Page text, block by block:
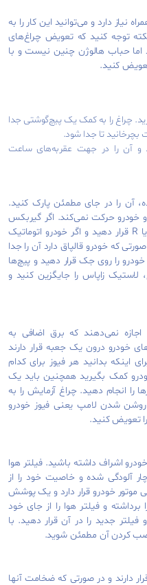
دارد و می‌توانید این کار را به
توجه کنید که تعویض چراغ‌های
اما حباب هالوژن چنین نیست و با
تعویض کنید.
چراغ را به کمک یک پیچ‌گوشتی جدا
تا جدا شود.
و آن را در جهت عقربه‌های ساعت
آن را در جای مطمئن پارک کنید.
حرکت نمی‌کند. اگر گیربکس
خودرو دستی است آن را در حالت دنده یا R قرار دهید و اگر خودرو اتوماتیک
که خودرو قالپاق دارد آن را جدا
را روی جک قرار دهید و پیچ‌ها
زاپاس را جایگزین کنید و
اجازه نمی‌دهند که برق اضافی به
خودرو درون یک جعبه قرار دارند
اینکه بدانید هر فیوز برای کدام
کمک بگیرید همچنین باید یک
را انجام دهید. چراغ آزمایش را به
شدن لامپ یعنی فیوز خودرو
تعویض کنید.
اشراف داشته باشید. فیلتر هوا
آلودگی شده و خاصیت خود را از
موتور خودرو قرار دارد و یک پوشش
و فیلتر هوا را از جای خود
جدید را در آن قرار دهید. با
کردن آن مطمئن شوید.
دارند و در صورتی که ضخامت آنها